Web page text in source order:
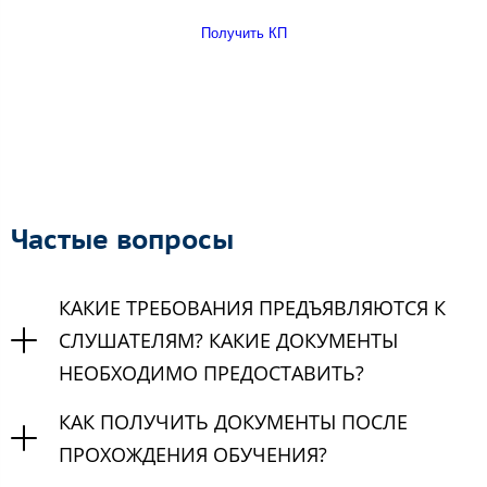
Получить КП
Частые вопросы
КАКИЕ ТРЕБОВАНИЯ ПРЕДЪЯВЛЯЮТСЯ К
СЛУШАТЕЛЯМ? КАКИЕ ДОКУМЕНТЫ
НЕОБХОДИМО ПРЕДОСТАВИТЬ?
КАК ПОЛУЧИТЬ ДОКУМЕНТЫ ПОСЛЕ
ПРОХОЖДЕНИЯ ОБУЧЕНИЯ?